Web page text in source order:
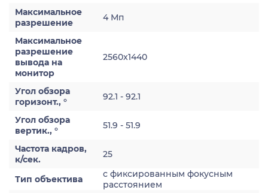
Максимальное
разрешение
4 Мп
Максимальное
разрешение
вывода на
монитор
2560x1440
Угол обзора
горизонт., °
92.1 - 92.1
Угол обзора
вертик., °
51.9 - 51.9
Частота кадров,
к/сек.
25
Тип объектива
с фиксированным фокусным
расстоянием